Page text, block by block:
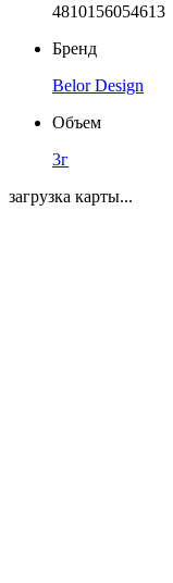
4810156054613
Бренд
Belor Design
Объем
3г
загрузка карты...